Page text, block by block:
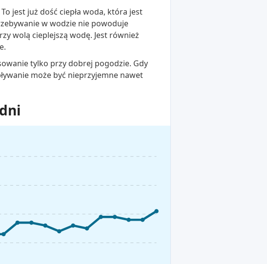
jest już dość ciepła woda, która jest
w wodzie nie powoduje
wolą cieplejszą wodę. Jest również
tylko przy dobrej pogodzie. Gdy
może być nieprzyjemne nawet